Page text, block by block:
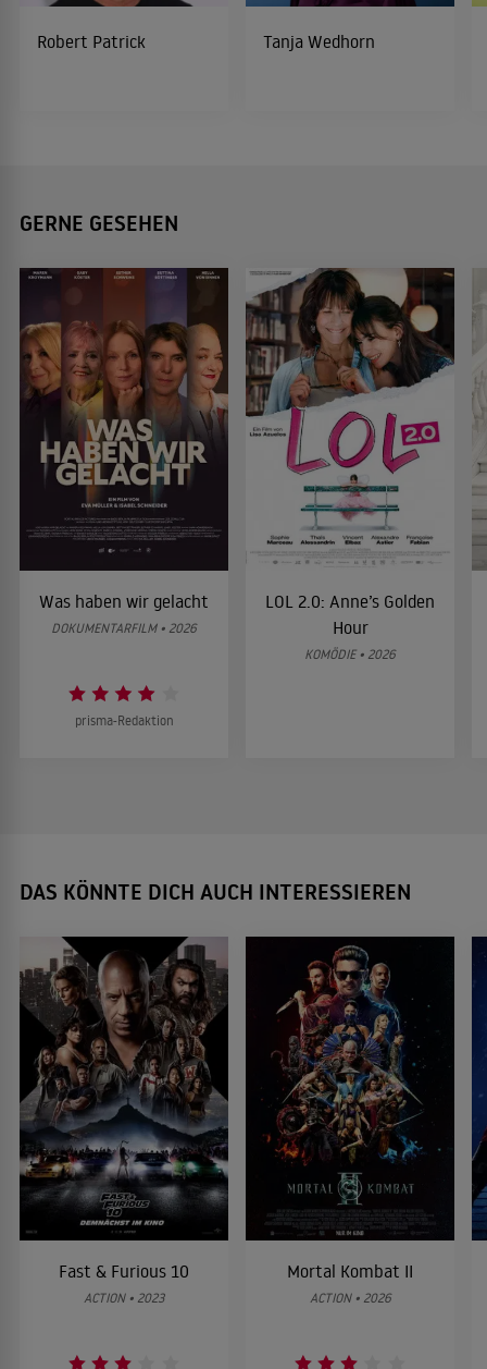
Robert Patrick Tanja Wedhorn
GERNE GESEHEN
Was haben wir gelacht
DOKUMENTARFILM • 2026
prisma-Redaktion
LOL 2.0: Anne’s Golden
Hour
KOMÖDIE • 2026
DAS KÖNNTE DICH AUCH INTERESSIEREN
Fast & Furious 10
ACTION • 2023
Mortal Kombat II
ACTION • 2026